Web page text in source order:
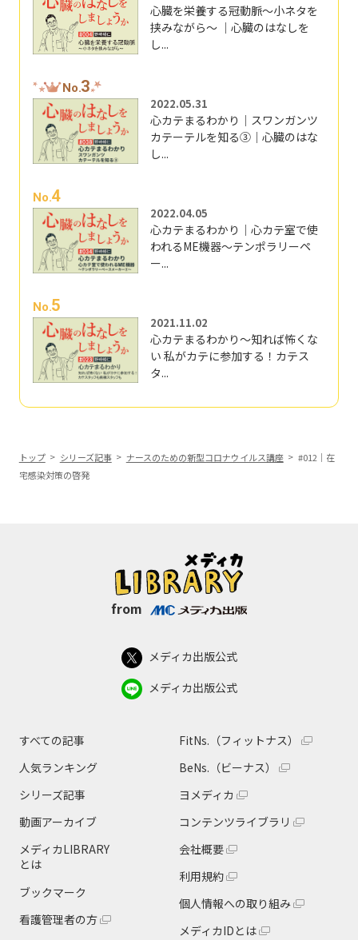
心臓を栄養する冠動脈～小ネタを
挟みながら～ ｜心臓のはなしを
し...
No.3
2022.05.31
心カテまるわかり｜スワンガンツ
カテーテルを知る③｜心臓のはな
し...
No.4
2022.04.05
心カテまるわかり｜心カテ室で使
われるME機器～テンポラリーペ
ー...
No.5
2021.11.02
心カテまるわかり～知れば怖くな
い 私がカテに参加する！カテス
タ...
トップ シリーズ記事 ナースのための新型コロナウイルス講座
#012｜在
宅感染対策の啓発
from
メディカ出版公式
メディカ出版公式
すべての記事
人気ランキング
シリーズ記事
動画アーカイブ
メディカLIBRARY
とは
ブックマーク
看護管理者の方
FitNs.（フィットナス）
BeNs.（ビーナス）
ヨメディカ
コンテンツライブラリ
会社概要
利用規約
個人情報への取り組み
メディカIDとは